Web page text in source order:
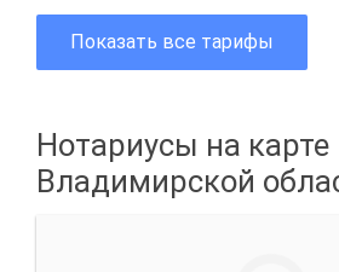
Показать все тарифы
Нотариусы на карте
Владимирской